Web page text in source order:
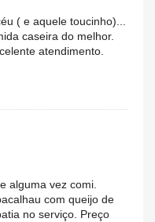
( e aquele toucinho)...
caseira do melhor.
atendimento.
alguma vez comi.
com queijo de
no serviço. Preço